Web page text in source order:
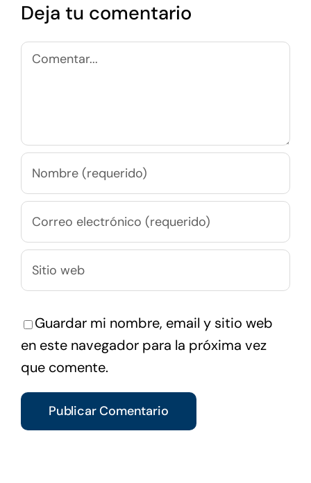
Deja tu comentario
Comentar
Guardar mi nombre, email y sitio web
en este navegador para la próxima vez
que comente.